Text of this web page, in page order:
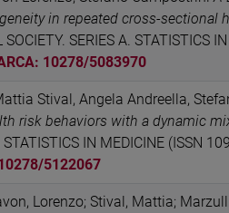
in repeated cross-sectional
SOCIETY. SERIES A. STATISTICS
10278/5083970
Stival, Angela Andreella,
risk behaviors with a dynamic
STATISTICS IN MEDICINE (ISSN
5122067
Lorenzo; Stival, Mattia;